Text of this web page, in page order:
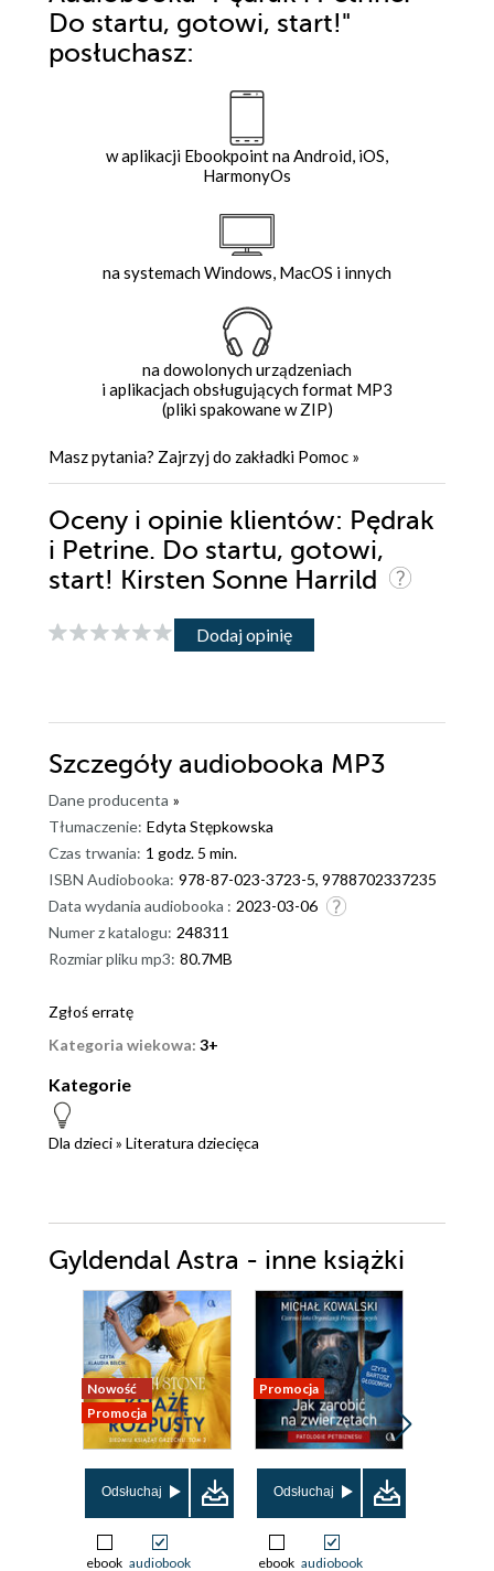
Do startu, gotowi, start!"
posłuchasz:
w aplikacji Ebookpoint na Android, iOS,
HarmonyOs
na systemach Windows, MacOS i innych
na dowolonych urządzeniach
i aplikacjach obsługujących format MP3
(pliki spakowane w ZIP)
Masz pytania? Zajrzyj do zakładki Pomoc »
Oceny i opinie klientów: Pędrak
i Petrine. Do startu, gotowi,
start! Kirsten Sonne Harrild
Dodaj opinię
Szczegóły audiobooka MP3
Dane producenta »
Tłumaczenie: Edyta Stępkowska
Czas trwania: 1 godz. 5 min.
ISBN Audiobooka: 978-87-023-3723-5, 9788702337235
Data wydania audiobooka : 2023-03-06
Numer z katalogu: 248311
Rozmiar pliku mp3: 80.7MB
Zgłoś erratę
Kategoria wiekowa: 3+
Kategorie
Dla dzieci» Literatura dziecięca
Gyldendal Astra - inne książki
Nowość
Promocja
Odsłuchaj
ebook audiobook
Promocja
Odsłuchaj
ebook audiobook